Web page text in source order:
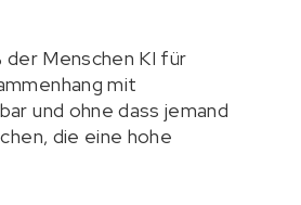
Menschen KI für
mit
und ohne dass jemand
die eine hohe